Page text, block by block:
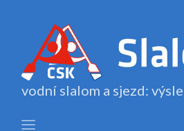
vodní slalom a sjezd: